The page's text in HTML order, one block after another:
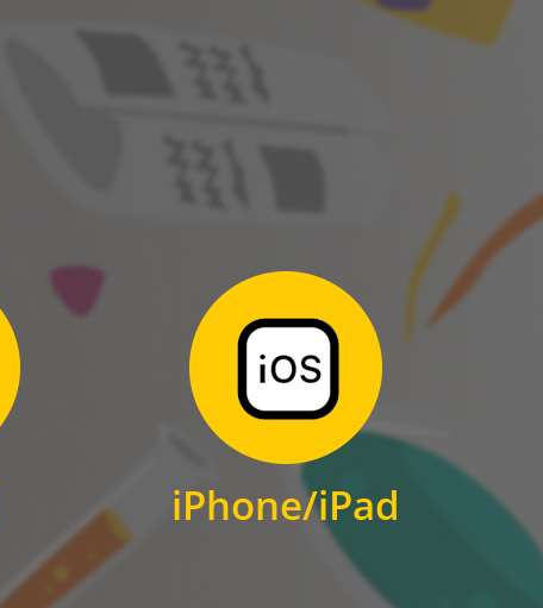
iPhone/iPad
Zum Download
für iPhone und iPad